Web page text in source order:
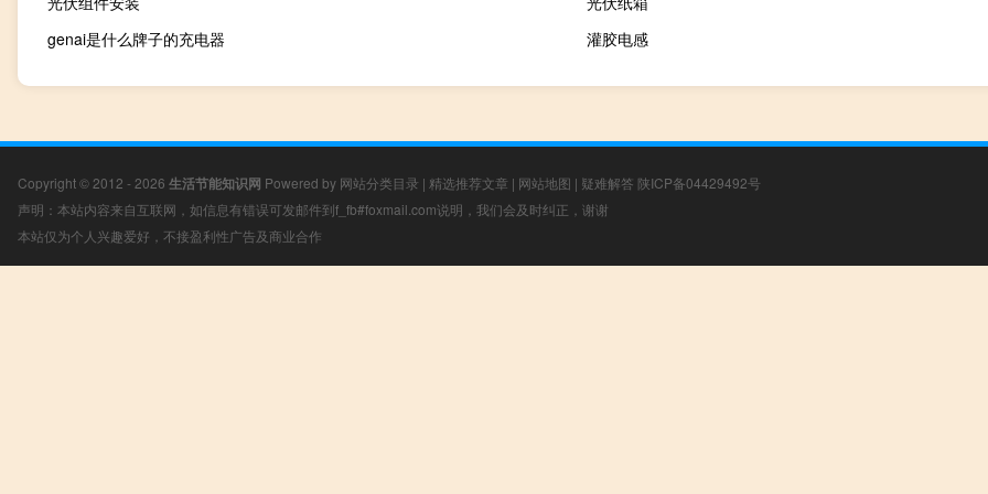
genai是什么牌子的充电器
灌胶电感
Copyright © 2012 - 2026 生活节能知识网 Powered by 网站分类目录 | 精选推荐文章 | 网站地图 | 疑难解答 陕ICP备04429492号
声明：本站内容来自互联网，如信息有错误可发邮件到f_fb#foxmail.com说明，我们会及时纠正，谢谢
本站仅为个人兴趣爱好，不接盈利性广告及商业合作